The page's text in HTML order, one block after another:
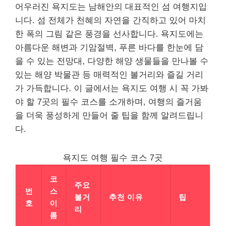
어우러진 욕지도는 남해안의 대표적인 섬 여행지입
니다. 섬 전체가 천혜의 자연을 간직하고 있어 마치
한 폭의 그림 같은 풍경을 선사합니다. 욕지도에는
아름다운 해변과 기암절벽, 푸른 바다를 한눈에 담
을 수 있는 전망대, 다양한 해양 생물들을 만나볼 수
있는 해양 박물관 등 매력적인 볼거리와 즐길 거리
가 가득합니다. 이 글에서는 욕지도 여행 시 꼭 가봐
야 할 7곳의 필수 코스를 소개하며, 여행의 즐거움
을 더욱 풍성하게 만들어 줄 팁을 함께 알려드립니
다.
욕지도 여행 필수 코스 7곳
번
호
코
스
이
름
주요
볼거
리
추천 이유 팁